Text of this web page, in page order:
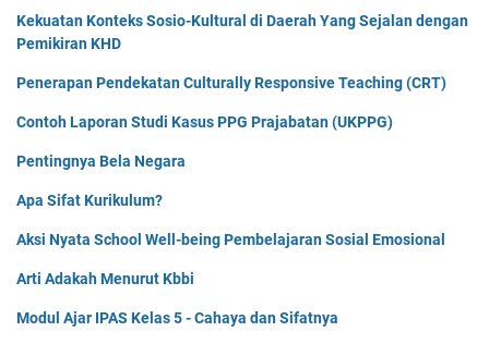
Kekuatan Konteks Sosio-Kultural di Daerah Yang Sejalan dengan
Pemikiran KHD
Penerapan Pendekatan Culturally Responsive Teaching (CRT)
Contoh Laporan Studi Kasus PPG Prajabatan (UKPPG)
Pentingnya Bela Negara
Apa Sifat Kurikulum?
Aksi Nyata School Well-being Pembelajaran Sosial Emosional
Arti Adakah Menurut Kbbi
Modul Ajar IPAS Kelas 5 - Cahaya dan Sifatnya